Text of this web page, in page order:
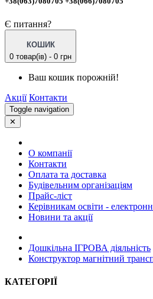
Є питання?
КОШИК
0 товар(ів) - 0 грн
Ваш кошик порожній!
Акції Контакти
Toggle navigation
✕
О компанії
Контакти
Оплата та доставка
Будівельним організаціям
Прайс-ліст
Керівникам освіти -
Новини та акції
Дошкільна ІГРОВА діяльність
Конструктор магнітний
КАТЕГОРІЇ